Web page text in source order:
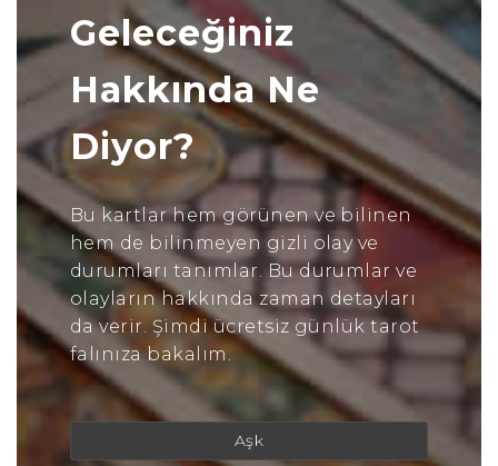
Geleceğiniz
Hakkında Ne
Diyor?
Bu kartlar hem görünen ve bilinen
hem de bilinmeyen gizli olay ve
durumları tanımlar. Bu durumlar ve
olayların hakkında zaman detayları
da verir. Şimdi ücretsiz günlük tarot
falınıza bakalım.
Aşk